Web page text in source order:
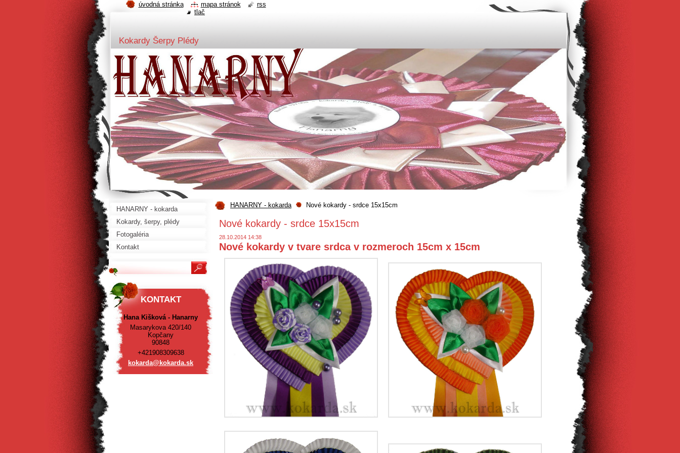
Kokardy Šerpy Plédy
HANARNY - kokarda Nové kokardy - srdce 15x15cm
Nové kokardy - srdce 15x15cm
28.10.2014 14:38
Nové kokardy v tvare srdca v rozmeroch 15cm x 15cm
HANARNY - kokarda
Kokardy, šerpy, plédy
Fotogaléria
Kontakt
KONTAKT
Hana Kišková - Hanarny
Masarykova 420/140
Kopčany
90848
+421908309638
kokarda@ kokarda.sk
úvodná stránka mapa stránok
rss
tlač